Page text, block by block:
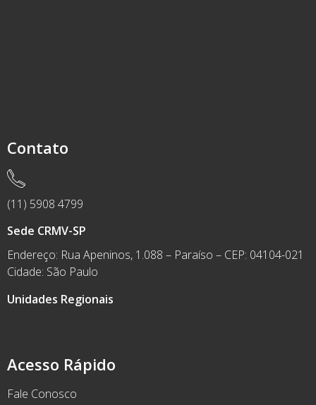
Acesso Rápido
Fale Conosco
Contato
(11) 5908 4799
Sede CRMV-SP
Endereço: Rua Apeninos, 1.088 – Paraíso – CEP: 04104-021
Cidade: São Paulo
Unidades Regionais